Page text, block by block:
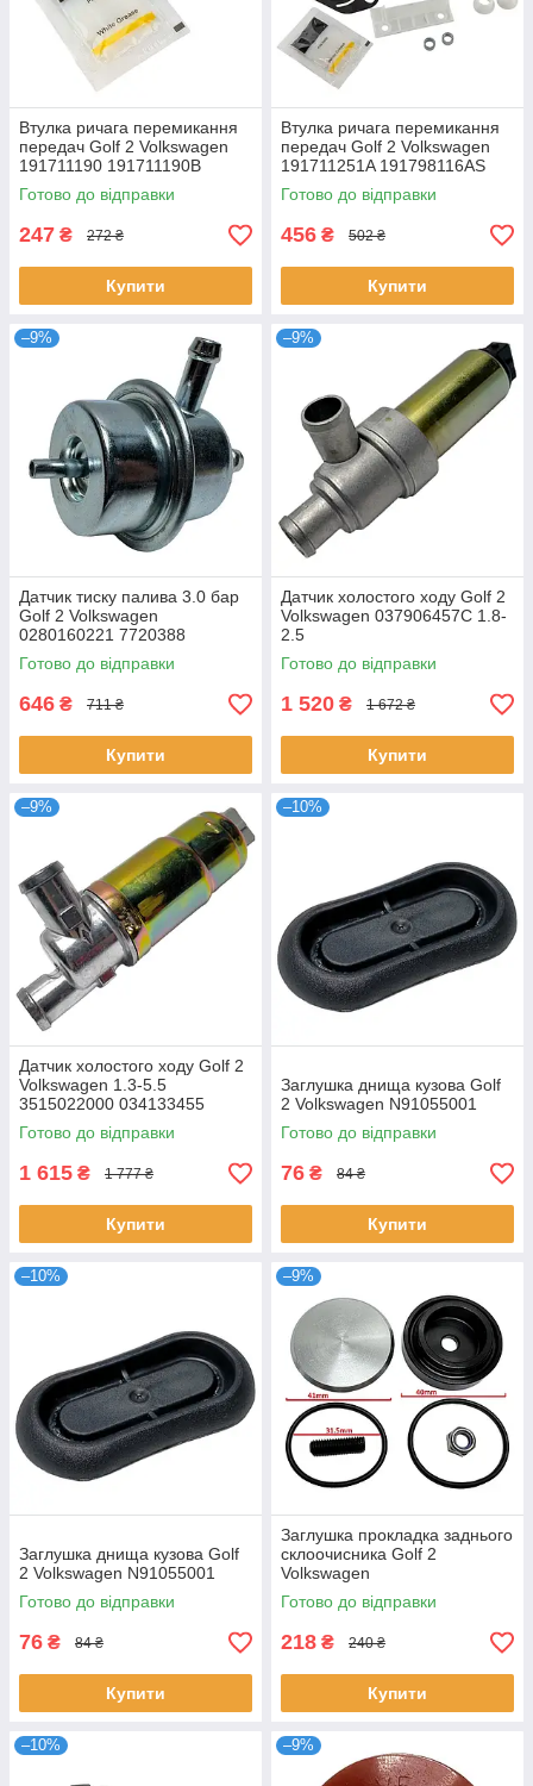
Втулка ричага перемикання
передач Golf 2 Volkswagen
191711190 191711190B
191711190A
Готово до відправки
247 ₴ 272 ₴
Купити
Втулка ричага перемикання
передач Golf 2 Volkswagen
191711251A 191798116AS
191711190B 191798116A
171711253
Готово до відправки
456 ₴ 502 ₴
Купити
–9%
Датчик тиску палива 3.0 бар
Golf 2 Volkswagen
0280160221 7720388
0280160716 52255307
Готово до відправки
646 ₴ 711 ₴
Купити
–9%
Датчик холостого ходу Golf 2
Volkswagen 037906457C 1.8-
2.5
Готово до відправки
1 520 ₴ 1 672 ₴
Купити
–9%
Датчик холостого ходу Golf 2
Volkswagen 1.3-5.5
3515022000 034133455
0280140505
Готово до відправки
1 615 ₴ 1 777 ₴
Купити
–10%
Заглушка днища кузова Golf
2 Volkswagen N91055001
Готово до відправки
76 ₴ 84 ₴
Купити
–10%
Заглушка днища кузова Golf
2 Volkswagen N91055001
Готово до відправки
76 ₴ 84 ₴
Купити
–9%
Заглушка прокладка заднього
склоочисника Golf 2
Volkswagen
Готово до відправки
218 ₴ 240 ₴
Купити
–10% –9%